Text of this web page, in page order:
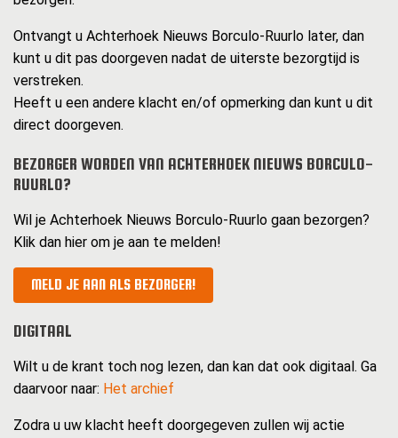
Ontvangt u Achterhoek Nieuws Borculo-Ruurlo later, dan
kunt u dit pas doorgeven nadat de uiterste bezorgtijd is
verstreken.
Heeft u een andere klacht en/of opmerking dan kunt u dit
direct doorgeven.
BEZORGER WORDEN VAN ACHTERHOEK NIEUWS BORCULO-
RUURLO?
Wil je Achterhoek Nieuws Borculo-Ruurlo gaan bezorgen?
Klik dan hier om je aan te melden!
MELD JE AAN ALS BEZORGER!
DIGITAAL
Wilt u de krant toch nog lezen, dan kan dat ook digitaal. Ga
daarvoor naar: Het archief
Zodra u uw klacht heeft doorgegeven zullen wij actie